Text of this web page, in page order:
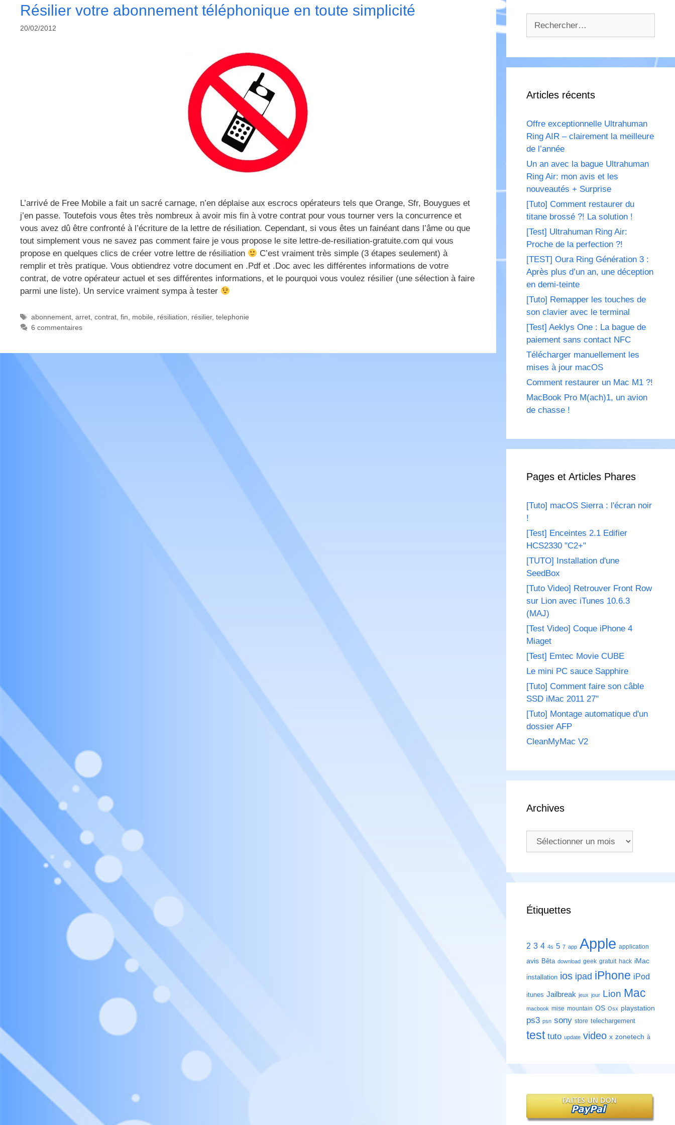
Résilier votre abonnement téléphonique en toute simplicité
20/02/2012
L’arrivé de Free Mobile a fait un sacré carnage, n’en déplaise aux escrocs opérateurs tels que Orange, Sfr, Bouygues et
j’en passe. Toutefois vous êtes très nombreux à avoir mis fin à votre contrat pour vous tourner vers la concurrence et
vous avez dû être confronté à l’écriture de la lettre de résiliation. Cependant, si vous êtes un fainéant dans l’âme ou que
tout simplement vous ne savez pas comment faire je vous propose le site lettre-de-resiliation-gratuite.com qui vous
propose en quelques clics de créer votre lettre de résiliation
C’est vraiment très simple (3 étapes seulement) à
remplir et très pratique. Vous obtiendrez votre document en .Pdf et .Doc avec les différentes informations de votre
contrat, de votre opérateur actuel et ses différentes informations, et le pourquoi vous voulez résilier (une sélection à faire
parmi une liste). Un service vraiment sympa à tester
Étiquettes
abonnement, arret, contrat, fin, mobile, résiliation, résilier, telephonie
6 commentaires
Articles récents
Offre exceptionnelle Ultrahuman
Ring AIR – clairement la meilleure
de l’année
Un an avec la bague Ultrahuman
Ring Air: mon avis et les
nouveautés + Surprise
[Tuto] Comment restaurer du
titane brossé ?! La solution !
[Test] Ultrahuman Ring Air:
Proche de la perfection ?!
[TEST] Oura Ring Génération 3 :
Après plus d’un an, une déception
en demi-teinte
[Tuto] Remapper les touches de
son clavier avec le terminal
[Test] Aeklys One : La bague de
paiement sans contact NFC
Télécharger manuellement les
mises à jour macOS
Comment restaurer un Mac M1 ?!
MacBook Pro M(ach)1, un avion
de chasse !
Pages et Articles Phares
[Tuto] macOS Sierra : l'écran noir
!
[Test] Enceintes 2.1 Edifier
HCS2330 "C2+"
[TUTO] Installation d'une
SeedBox
[Tuto Video] Retrouver Front Row
sur Lion avec iTunes 10.6.3
(MAJ)
[Test Video] Coque iPhone 4
Miaget
[Test] Emtec Movie CUBE
Le mini PC sauce Sapphire
[Tuto] Comment faire son câble
SSD iMac 2011 27"
[Tuto] Montage automatique d'un
dossier AFP
CleanMyMac V2
Archives
Archives
Étiquettes
2 3 4 4s 5 7 app Apple application
avis Bêta download geek gratuit hack iMac
installation ios ipad iPhone iPod
itunes Jailbreak jeux jour Lion Mac
macbook mise mountain OS Osx playstation
ps3 psn sony store telechargement
test tuto update video x zonetech à